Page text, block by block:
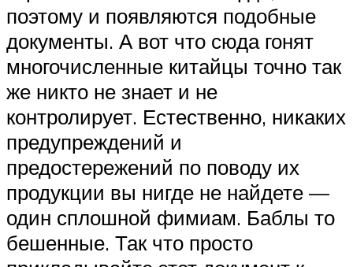
поэтому и появляются подобные
документы. А вот что сюда гонят
многочисленные китайцы точно так
же никто не знает и не
контролирует. Естественно, никаких
предупреждений и
предостережений по поводу их
продукции вы нигде не найдете —
один сплошной фимиам. Баблы то
бешенные. Так что просто